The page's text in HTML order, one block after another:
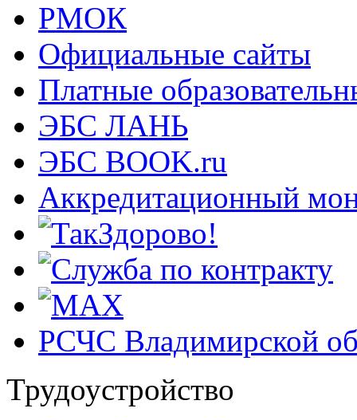
РМОК
Официальные сайты
Платные
ЭБС ЛАНЬ
ЭБС BOOK.ru
Аккредитационный
РСЧС Владимирской
Трудоустройство